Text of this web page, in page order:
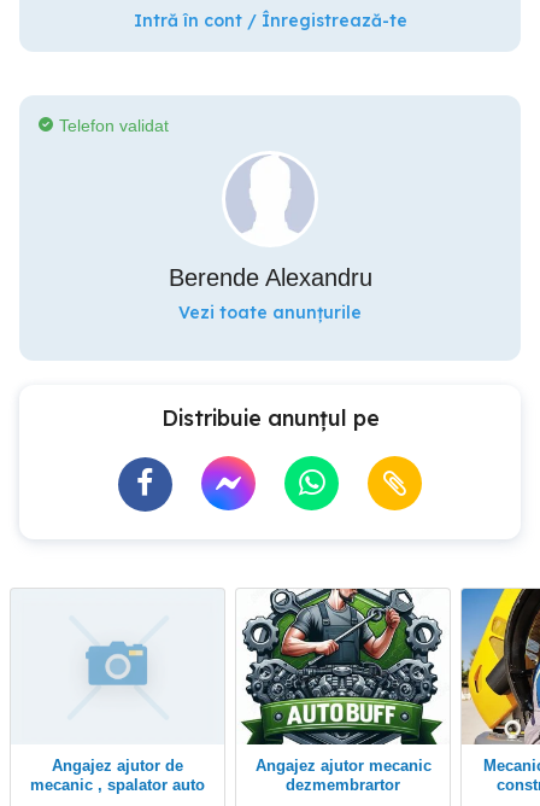
Intră în cont / Înregistrează-te
Telefon validat
Berende Alexandru
Vezi toate anunțurile
Distribuie anunțul pe
Angajez ajutor de
mecanic , spalator auto
Angajez ajutor mecanic
dezmembrartor
Mecanic service utilaje